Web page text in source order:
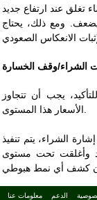
تغلق عند ارتفاع جديد
يضعف. ومع ذلك، يحتاج
الشراء/وقف الخسارة
يجب أن تتجاوز
الشراء، يتم تنفيذ
وأغلقت تحت مستوى
معلومات عنا الدعم